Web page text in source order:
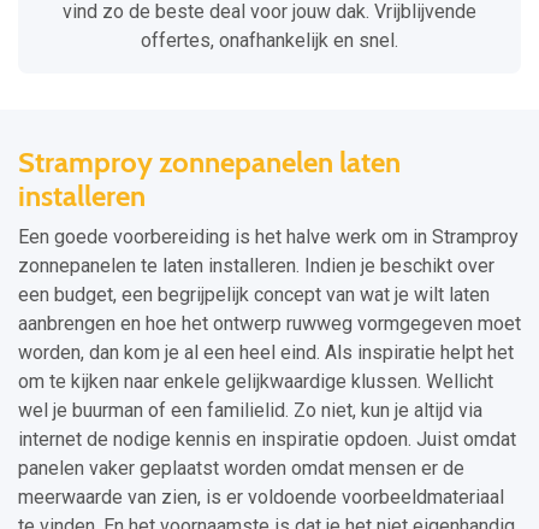
vind zo de beste deal voor jouw dak. Vrijblijvende
offertes, onafhankelijk en snel.
Stramproy zonnepanelen laten
installeren
Een goede voorbereiding is het halve werk om in Stramproy
zonnepanelen te laten installeren. Indien je beschikt over
een budget, een begrijpelijk concept van wat je wilt laten
aanbrengen en hoe het ontwerp ruwweg vormgegeven moet
worden, dan kom je al een heel eind. Als inspiratie helpt het
om te kijken naar enkele gelijkwaardige klussen. Wellicht
wel je buurman of een familielid. Zo niet, kun je altijd via
internet de nodige kennis en inspiratie opdoen. Juist omdat
panelen vaker geplaatst worden omdat mensen er de
meerwaarde van zien, is er voldoende voorbeeldmateriaal